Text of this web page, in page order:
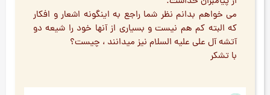
می خواهم بدانم نظر شما راجع به اینگونه اشعار و افکار
که البته کم هم نیست و بسیاری از آنها خود را شیعه دو
آتشه آل علی علیه السلام نیز میدانند ، چیست؟
با تشکر